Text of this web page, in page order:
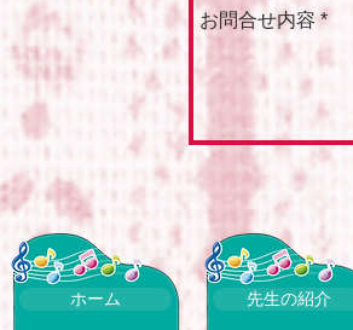
ホーム 先生の紹介